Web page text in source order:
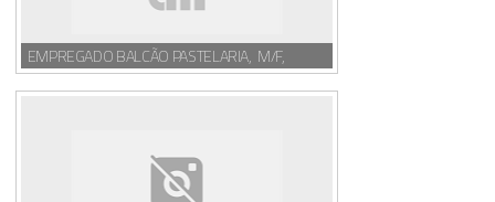
EMPREGADO BALCÃO PASTELARIA, M/F,